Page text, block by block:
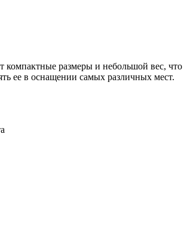
компактные размеры и небольшой вес, что
ее в оснащении самых различных мест.